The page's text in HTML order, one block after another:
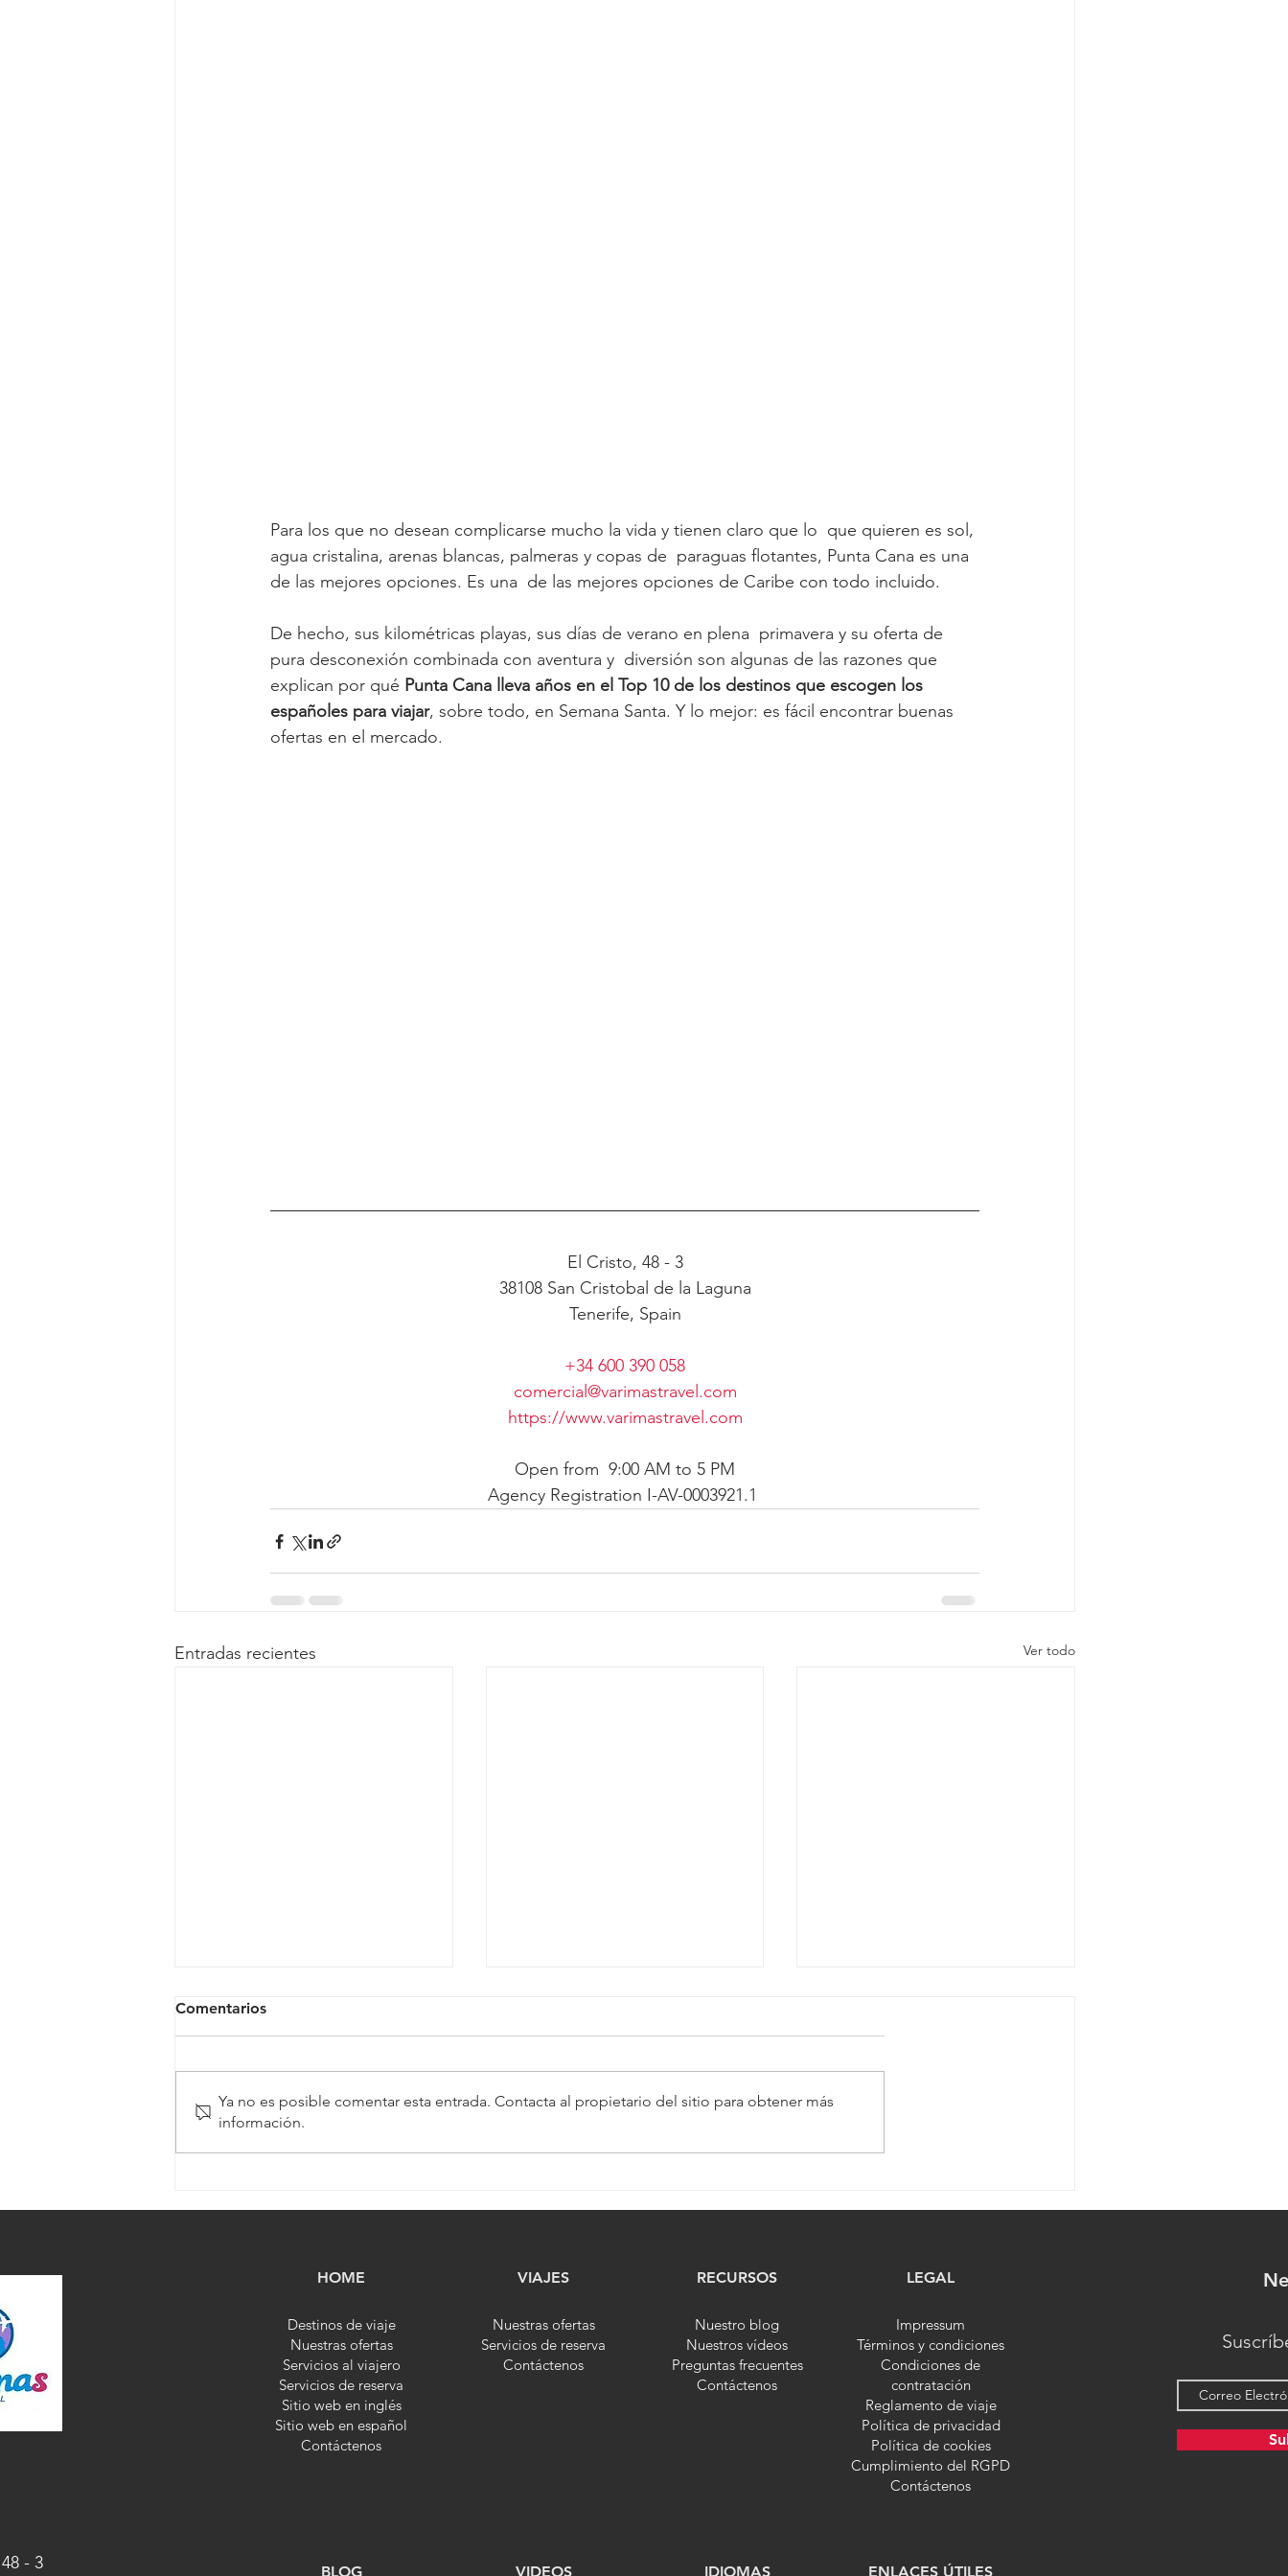
Para los que no desean complicarse mucho la vida y tienen claro que lo  que quieren es sol,
agua cristalina, arenas blancas, palmeras y copas de  paraguas flotantes, Punta Cana es una
de las mejores opciones. Es una  de las mejores opciones de Caribe con todo incluido.
De hecho, sus kilométricas playas, sus días de verano en plena  primavera y su oferta de
pura desconexión combinada con aventura y  diversión son algunas de las razones que
explican por qué Punta Cana lleva años en el Top 10 de los destinos que escogen los
españoles para viajar, sobre todo, en Semana Santa. Y lo mejor: es fácil encontrar buenas
ofertas en el mercado.
El Cristo, 48 - 3
38108 San Cristobal de la Laguna
Tenerife, Spain
+34 600 390 058
comercial@varimastravel.com
https://www.varimastravel.com
Open from  9:00 AM to 5 PM
Agency Registration I-AV-0003921.1
Entradas recientes Ver todo
Varimas Travel | Vacaciones
Varimas Travel | Caribe:
Varimas Travel | Caribe:
Comentarios
Ya no es posible comentar esta entrada. Contacta al propietario del sitio para obtener más
información.
- 3
HOME
Destinos de viaje
Nuestras ofertas
Servicios al viajero
Servicios de reserva
Sitio web en inglés
Sitio web en español
Contáctenos
VIAJES
Nuestras ofertas
Servicios de reserva
Contáctenos
RECURSOS
Nuestro blog
Nuestros vídeos
Preguntas frecuentes
Contáctenos
LEGAL
Impressum
Términos y condiciones
Condiciones de
contratación
Reglamento de viaje
Política de privacidad
Política de cookies
Cumplimiento del RGPD
Contáctenos
BLOG VIDEOS IDIOMAS ENLACES ÚTILES